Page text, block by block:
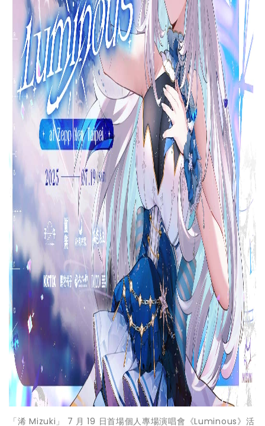
「浠 Mizuki」 7 月 19 日首場個人專場演唱會《Luminous》活